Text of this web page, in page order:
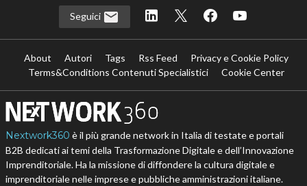
Seguici
About Autori Tags Rss Feed
Privacy e Cookie Policy
Terms&Conditions Contenuti Specialistici
Cookie Center
Nextwork360 è il più grande network in Italia di testate e portali
B2B dedicati ai temi della Trasformazione Digitale e dell’Innovazione
Imprenditoriale. Ha la missione di diffondere la cultura digitale e
imprenditoriale nelle imprese e pubbliche amministrazioni italiane.